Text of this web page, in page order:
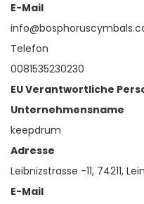
E-Mail
Telefon
0081535230230
EU Verantwortliche
Unternehmensname
keepdrum
Adresse
Leibnizstrasse -11, 74211,
E-Mail